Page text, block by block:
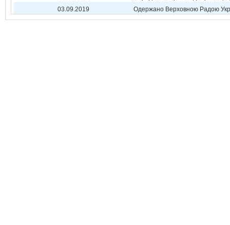
03.09.2019
Одержано Верховною Радою